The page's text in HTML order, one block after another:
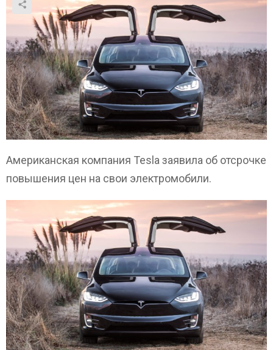
Американская компания Tesla заявила об отсрочке
повышения цен на свои электромобили.